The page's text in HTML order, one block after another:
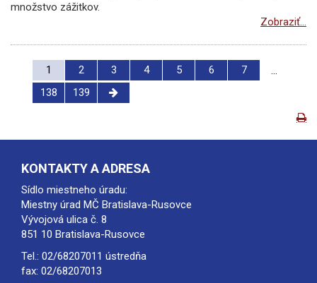
množstvo zážitkov.
Zobraziť...
1 2 3 4 5 6 7
...
138
139
KONTAKTY A ADRESA
Sídlo miestneho úradu:
Miestny úrad MČ Bratislava-Rusovce
Vývojová ulica č. 8
851 10 Bratislava-Rusovce
Tel.: 02/68207011 ústredňa
fax: 02/68207013